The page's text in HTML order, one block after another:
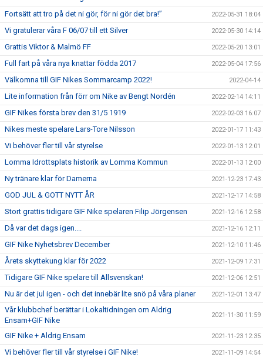
Fortsätt att tro på det ni gör, för ni gör det bra!” 2022-05-31 18:04
Vi gratulerar våra F 06/07 till ett Silver 2022-05-30 14:14
Grattis Viktor & Malmö FF 2022-05-20 13:01
Full fart på våra nya knattar födda 2017 2022-05-04 17:56
Välkomna till GIF Nikes Sommarcamp 2022! 2022-04-14
Lite information från förr om Nike av Bengt Nordén 2022-02-14 14:11
GIF Nikes första brev den 31/5 1919 2022-02-03 16:07
Nikes meste spelare Lars-Tore Nilsson 2022-01-17 11:43
Vi behöver fler till vår styrelse 2022-01-13 12:01
Lomma Idrottsplats historik av Lomma Kommun 2022-01-13 12:00
Ny tränare klar för Damerna 2021-12-23 17:43
GOD JUL & GOTT NYTT ÅR 2021-12-17 14:58
Stort grattis tidigare GIF Nike spelaren Filip Jörgensen 2021-12-16 12:58
Då var det dags igen.... 2021-12-16 12:11
GIF Nike Nyhetsbrev December 2021-12-10 11:46
Årets skyttekung klar för 2022 2021-12-09 17:31
Tidigare GIF Nike spelare till Allsvenskan! 2021-12-06 12:51
Nu är det jul igen - och det innebär lite snö på våra planer 2021-12-01 13:47
Vår klubbchef berättar i Lokaltidningen om Aldrig
Ensam+GIF Nike
2021-11-30 11:59
GIF Nike + Aldrig Ensam 2021-11-23 12:35
Vi behöver fler till vår styrelse i GIF Nike! 2021-11-09 14:54